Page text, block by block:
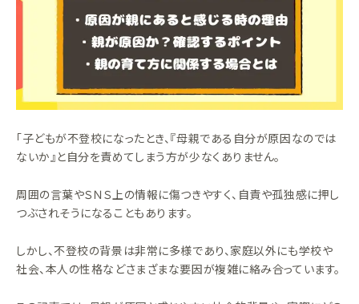
「子どもが不登校になったとき、『母親である自分が原因なのでは
ないか』と自分を責めてしまう方が少なくありません。
周囲の言葉やＳＮＳ上の情報に傷つきやすく、自責や孤独感に押し
つぶされそうになることもあります。
しかし、不登校の背景は非常に多様であり、家庭以外にも学校や
社会、本人の性格などさまざまな要因が複雑に絡み合っています。